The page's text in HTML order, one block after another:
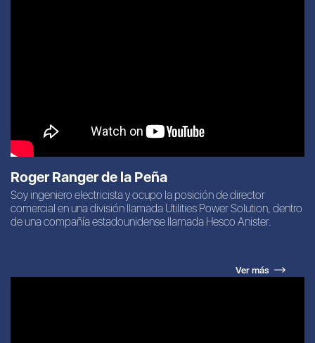
Roger Ranger de la Peña
Soy ingeniero electricista y ocupo la posición de director
comercial en una división llamada Utilities Power Solution, dentro
de una compañía estadounidense llamada Hesco Anister.
Ver más